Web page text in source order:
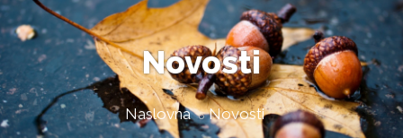
Novosti
Naslovna Novosti